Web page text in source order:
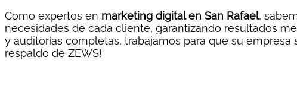
Como expertos en marketing digital en San Rafael,
necesidades de cada cliente, garantizando resultados
y auditorías completas, trabajamos para que su
respaldo de ZEWS!